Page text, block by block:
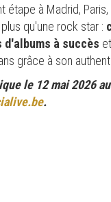
à Madrid,
qu'une rock star :
d'albums à succès et
grâce à son
le 12 mai 2026
.